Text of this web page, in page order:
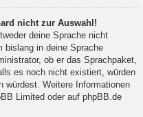
nicht zur Auswahl!
deine Sprache nicht
bislang in deine Sprache
ob er das Sprachpaket,
es noch nicht existiert, würden
würdest. Weitere Informationen
Limited oder auf phpBB.de